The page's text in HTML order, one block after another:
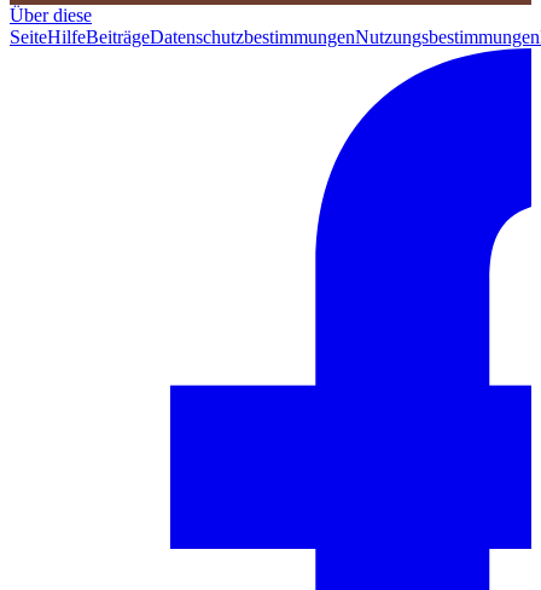
Über diese
SeiteHilfeBeiträgeDatenschutzbestimmungenNutzungsbestimmungen